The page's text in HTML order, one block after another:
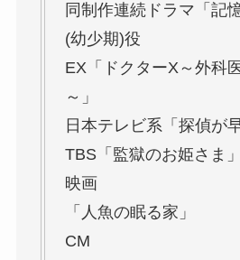
同制作連続ドラマ「記
(幼少期)役
EX「ドクターX～外科
～」
日本テレビ系「探偵が
TBS「監獄のお姫さま」
映画
「人魚の眠る家」
CM